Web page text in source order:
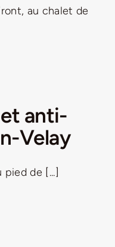
au chalet de
anti-
Velay
pied de [...]